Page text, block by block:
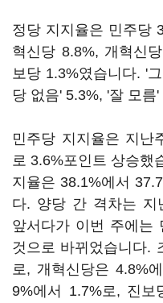
정당 지지율은 민주당
혁신당 8.8%, 개혁신
보당 1.3%였습니다. '
당 없음' 5.3%, '잘 모
민주당 지지율은 지난
로 3.6%포인트 상승했
지율은 38.1%에서
다. 양당 간 격차는 지
앞서다가 이번 주에는
것으로 바뀌었습니다.
로, 개혁신당은 4.8%
9%에서 1.7%로, 진보